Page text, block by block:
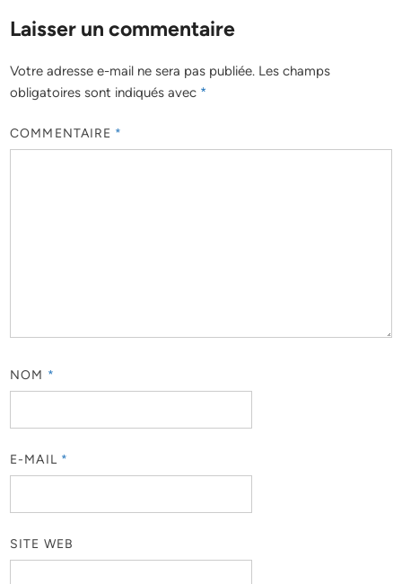
Laisser un commentaire
Votre adresse e-mail ne sera pas publiée. Les champs
obligatoires sont indiqués avec *
COMMENTAIRE *
NOM *
E-MAIL *
SITE WEB